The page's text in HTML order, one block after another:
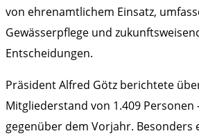
von ehrenamtlichem Einsatz,
Gewässerpflege und
Entscheidungen.
Präsident Alfred Götz berichtete
Mitgliederstand von 1.409 Personen
gegenüber dem Vorjahr. Besonders